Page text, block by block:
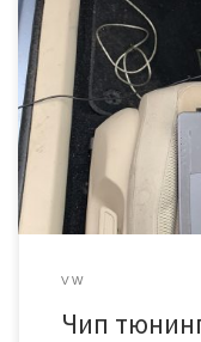
Автомобиль
мощностью 122 л.с.
P0420. Прошьем под
крутящий момент
разъем. Блок
версии 9971.
катализатору и […]
VW
Чип